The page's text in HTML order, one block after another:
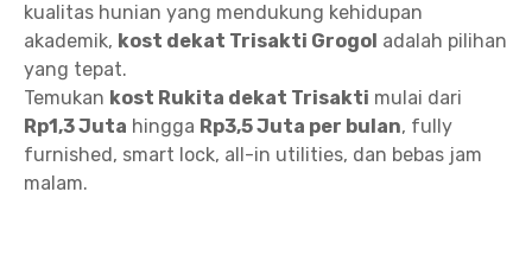
kualitas hunian yang mendukung kehidupan
akademik, kost dekat Trisakti Grogol adalah pilihan
yang tepat.
Temukan kost Rukita dekat Trisakti mulai dari
Rp1,3 Juta hingga Rp3,5 Juta per bulan, fully
furnished, smart lock, all-in utilities, dan bebas jam
malam.